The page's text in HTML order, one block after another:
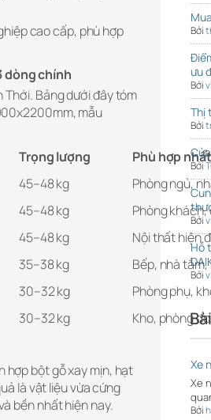
cao cấp, phù hợp
dòng chính
Bảng dưới đây tóm
mẫu
Trọng lượng
Phù hợp
45–48 kg
Phòng ngủ,
45–48 kg
Phòng
45–48 kg
Nội thất hiện
35–38 kg
Bếp, nhà
30–32 kg
Phòng phụ,
30–32 kg
Kho, phòng
hợp bột gỗ xay mịn, hạt
là vật liệu vừa cứng
bền nhất hiện nay.
Bởi
ưu
Bởi
Thị
Bởi
Bởi
Bởi
Hỗ
Bởi
Xe
Xe
Bởi